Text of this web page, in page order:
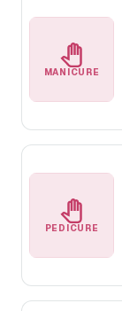
MANICURE
PEDICURE